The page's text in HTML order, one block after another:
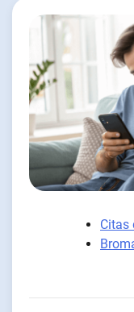
Citas